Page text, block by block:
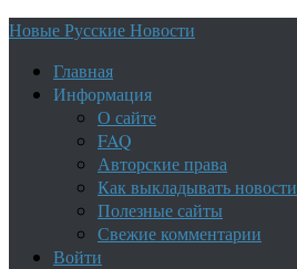
Новые Русские Новости
Главная
Информация
О сайте
FAQ
Авторские права
Как выкладывать новости
Полезные сайты
Свежие комментарии
Войти